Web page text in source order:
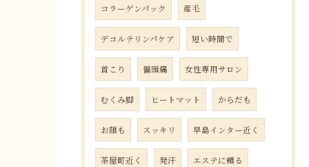
コラーゲンパック 産毛
デコルテリンパケア 短い時間で
首こり 偏頭痛 女性専用サロン
むくみ脚 ヒートマット からだも
お顔も スッキリ 早島インター近く
茶屋町近く 発汗 エステに頼る